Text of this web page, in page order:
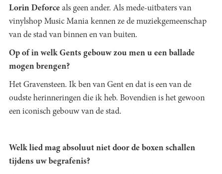
Lorin Deforce als geen ander. Als mede-uitbaters van
vinylshop Music Mania kennen ze de muziekgemeenschap
van de stad van binnen en van buiten.
Op of in welk Gents gebouw zou men u een ballade
mogen brengen?
Het Gravensteen. Ik ben van Gent en dat is een van de
oudste herinneringen die ik heb. Bovendien is het gewoon
een iconisch gebouw van de stad.
Welk lied mag absoluut niet door de boxen schallen
tijdens uw begrafenis?